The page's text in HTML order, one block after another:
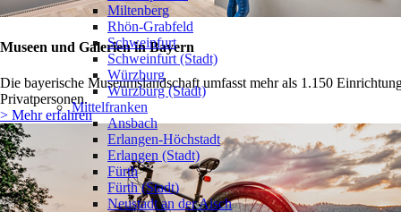
Museen und Galerien in Bayern
Die bayerische Museumslandschaft umfasst mehr als 1.150
Privatpersonen.
> Mehr erfahren
Miltenberg
Rhön-Grabfeld
Schweinfurt
Schweinfurt (Stadt)
Würzburg
Würzburg (Stadt)
Mittelfranken
Ansbach
Erlangen-Höchstadt
Erlangen (Stadt)
Fürth
Fürth (Stadt)
Neustadt an der Aisch